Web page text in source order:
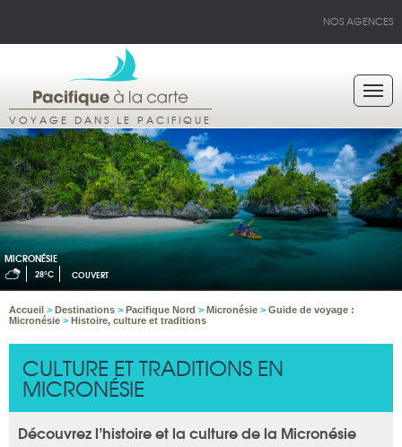
NOS AGENCES
VOYAGE DANS LE PACIFIQUE
MICRONÉSIE
28°C COUVERT
Accueil > Destinations > Pacifique Nord > Micronésie > Guide de voyage :
Micronésie > Histoire, culture et traditions
CULTURE ET TRADITIONS EN
MICRONÉSIE
Découvrez l’histoire et la culture de la Micronésie